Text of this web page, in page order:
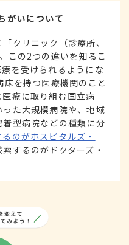
がいについて
クリニック（診療所、
この2つの違いを知るこ
を受けられるようにな
を持つ医療機関のこと
療に取り組む国立病
た大規模病院や、地域
型病院などの種類に分
るのがホスピタルズ・
するのがドクターズ・